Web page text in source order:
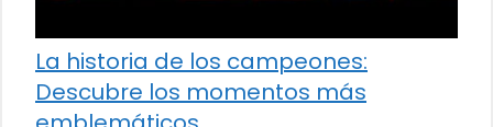
La historia de los campeones:
Descubre los momentos más